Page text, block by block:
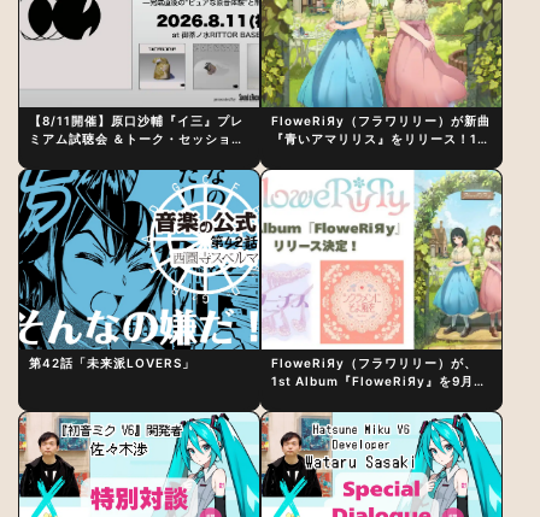
【8/11開催】原口沙輔『イ三』プレ
ミアム試聴会 ＆トーク・セッション
制作秘話
FloweRiЯy（フラワリリー）が新曲
『青いアマリリス』をリリース！1st
第42話「未来派LOVERS」
FloweRiЯy（フラワリリー）が、
1st Album『FloweRiЯy』を9月23